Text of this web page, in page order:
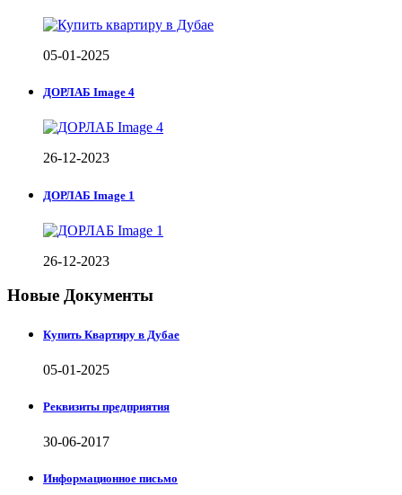
05-01-2025
ДОРЛАБ Image 4
26-12-2023
ДОРЛАБ Image 1
26-12-2023
Новые Документы
Купить Квартиру в Дубае
05-01-2025
Реквизиты предприятия
30-06-2017
Информационное письмо